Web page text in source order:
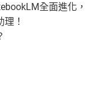
全面進化，
！